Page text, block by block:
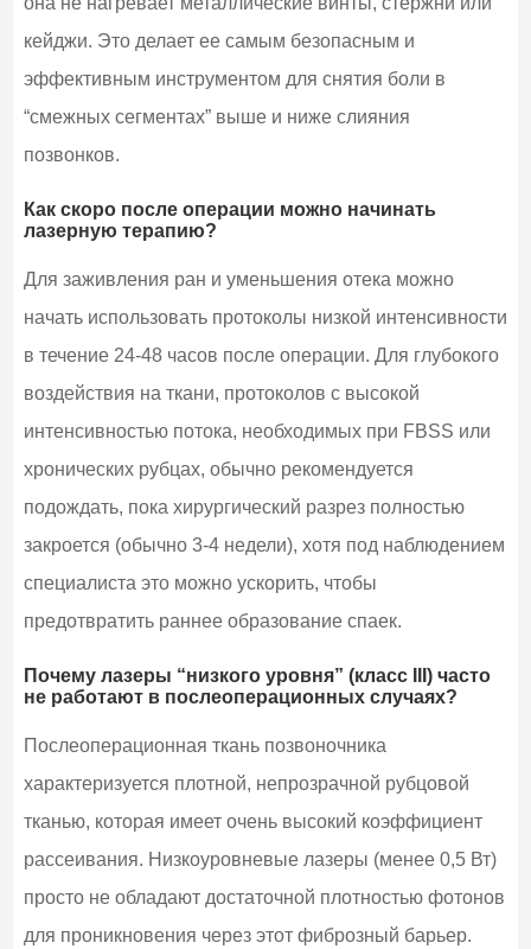
кейджи. Это делает ее самым безопасным и
эффективным инструментом для снятия боли в
“смежных сегментах” выше и ниже слияния
позвонков.
Как скоро после операции можно начинать
лазерную терапию?
Для заживления ран и уменьшения отека можно
начать использовать протоколы низкой интенсивности
в течение 24-48 часов после операции. Для глубокого
воздействия на ткани, протоколов с высокой
интенсивностью потока, необходимых при FBSS или
хронических рубцах, обычно рекомендуется
подождать, пока хирургический разрез полностью
закроется (обычно 3-4 недели), хотя под наблюдением
специалиста это можно ускорить, чтобы
предотвратить раннее образование спаек.
Почему лазеры “низкого уровня” (класс III) часто
не работают в послеоперационных случаях?
Послеоперационная ткань позвоночника
характеризуется плотной, непрозрачной рубцовой
тканью, которая имеет очень высокий коэффициент
рассеивания. Низкоуровневые лазеры (менее 0,5 Вт)
просто не обладают достаточной плотностью фотонов
для проникновения через этот фиброзный барьер.